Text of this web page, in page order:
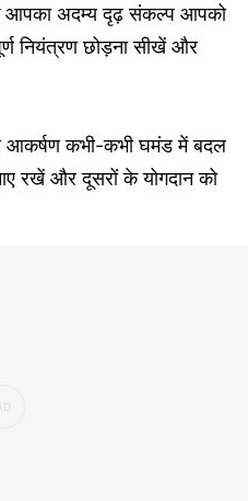
आपका अदम्य दृढ़ संकल्प आपको
नियंत्रण छोड़ना सीखें और
कभी-कभी घमंड में बदल
रखें और दूसरों के योगदान को